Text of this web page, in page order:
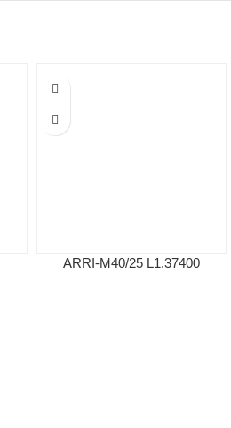
ARRI-M40/25 L1.37400